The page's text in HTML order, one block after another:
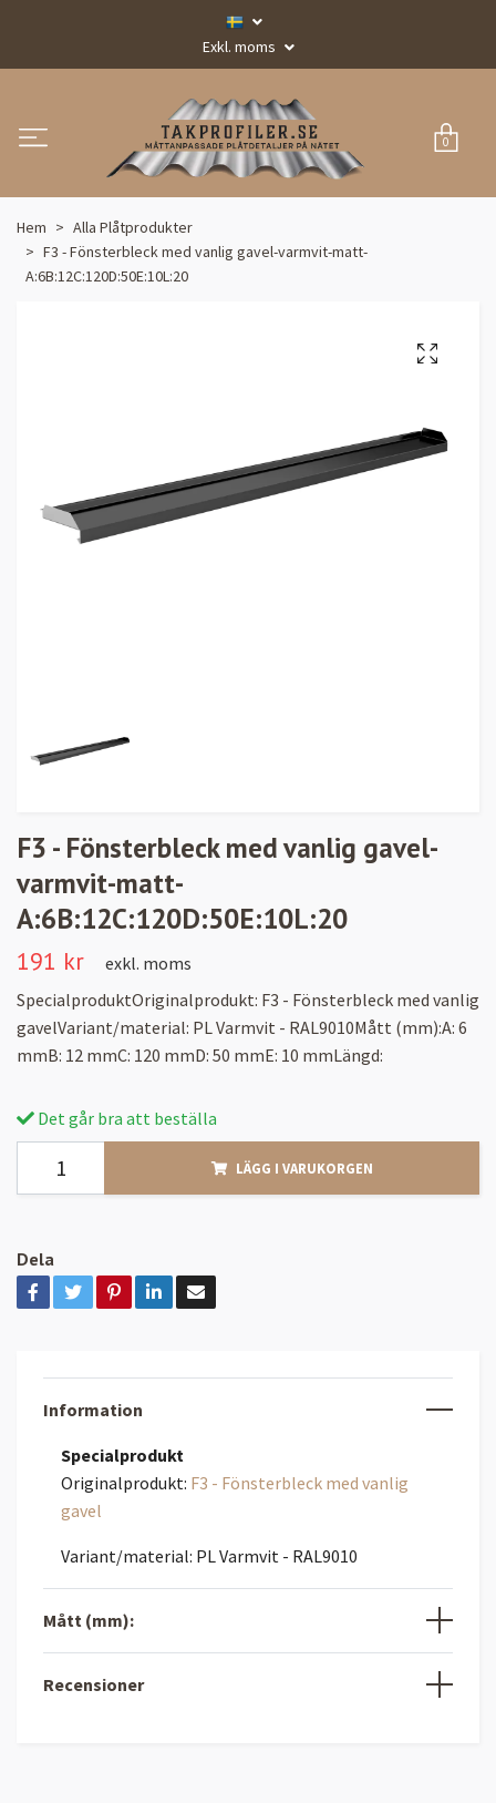
Exkl. moms
0
Hem
Alla Plåtprodukter
F3 - Fönsterbleck med vanlig gavel-varmvit-matt-
A:6B:12C:120D:50E:10L:20
F3 - Fönsterbleck med vanlig gavel-
varmvit-matt-
A:6B:12C:120D:50E:10L:20
191 kr
exkl. moms
SpecialproduktOriginalprodukt: F3 - Fönsterbleck med vanlig
gavelVariant/material: PL Varmvit - RAL9010Mått (mm):A: 6
mmB: 12 mmC: 120 mmD: 50 mmE: 10 mmLängd:
Det går bra att beställa
LÄGG I VARUKORGEN
Dela
Information
Specialprodukt
Originalprodukt: F3 - Fönsterbleck med vanlig
gavel
Variant/material: PL Varmvit - RAL9010
Mått (mm):
Recensioner